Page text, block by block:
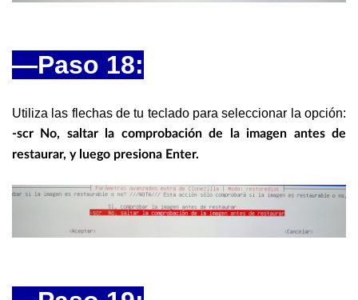
—Paso 18:
Utiliza las flechas de tu teclado para seleccionar la opción:
-scr No, saltar la comprobación de la imagen antes de
restaurar, y luego presiona Enter.